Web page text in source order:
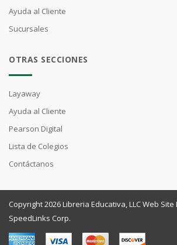
Ayuda al Cliente
Sucursales
OTRAS SECCIONES
Layaway
Ayuda al Cliente
Pearson Digital
Lista de Colegios
Contáctanos
Copyright 2026 Libreria Educativa, LLC Web
SpeedLinks Corp.